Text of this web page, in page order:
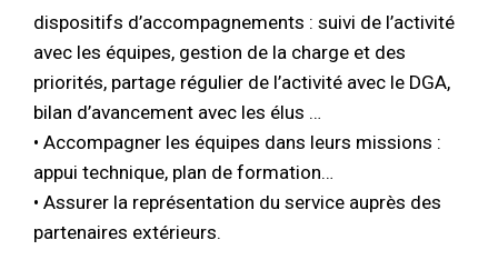
dispositifs d’accompagnements : suivi de l’activité
avec les équipes, gestion de la charge et des
priorités, partage régulier de l’activité avec le DGA,
bilan d’avancement avec les élus …
• Accompagner les équipes dans leurs missions :
appui technique, plan de formation…
• Assurer la représentation du service auprès des
partenaires extérieurs.